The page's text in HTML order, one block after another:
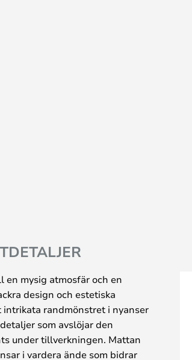
mysig atmosfär och en
design och estetiska
randmönstret i nyanser
som avslöjar den
under tillverkningen. Mattan
i vardera ände som bidrar